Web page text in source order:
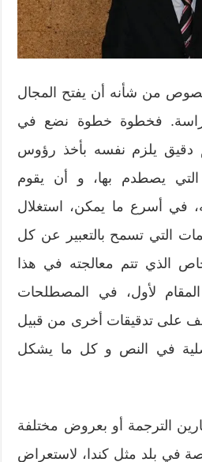
من شأنه أن يفتح المجال
فخطوة خطوة نضع في
دقيق يلزم نفسه بأخذ رؤوس
التي يصطدم بها، و أن يقوم
في أسرع ما يمكن، استغلال
التي تسمح بالتعبير عن كل
الذي تتم معالجته في هذا
لأول، في المصطلحات
على تدقيقات أخرى من قبيل
في النص و كل ما يشكل
الترجمة أو بعروض مختلفة
في بلد مثل كندا، لاستعراض